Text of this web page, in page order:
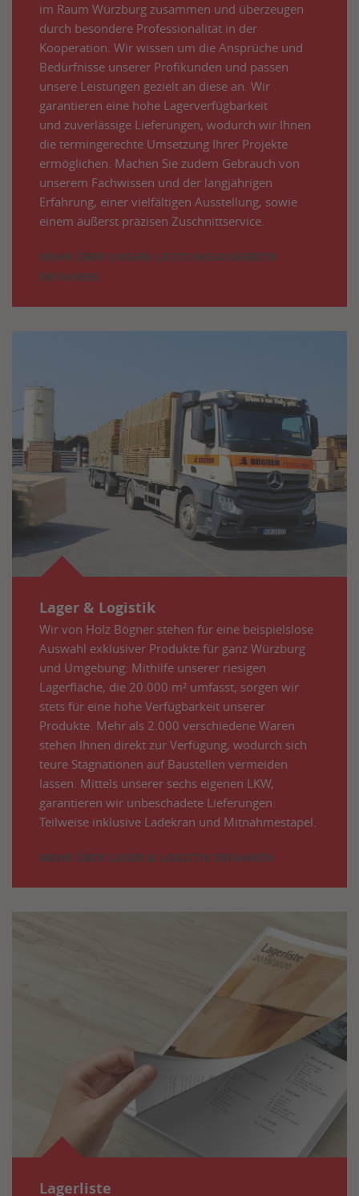
im Raum Würzburg zusammen und überzeugen
durch besondere Professionalität in der
Kooperation. Wir wissen um die Ansprüche und
Bedürfnisse unserer Profikunden und passen
unsere Leistungen gezielt an diese an. Wir
garantieren eine hohe Lagerverfügbarkeit
und zuverlässige Lieferungen, wodurch wir Ihnen
die termingerechte Umsetzung Ihrer Projekte
ermöglichen. Machen Sie zudem Gebrauch von
unserem Fachwissen und der langjährigen
Erfahrung, einer vielfältigen Ausstellung, sowie
einem äußerst präzisen Zuschnittservice.
MEHR ÜBER UNSERE LEISTUNGSANGEBOTE
ERFAHREN
Lager & Logistik
Wir von Holz Bögner stehen für eine beispielslose
Auswahl exklusiver Produkte für ganz Würzburg
und Umgebung: Mithilfe unserer riesigen
Lagerfläche, die 20.000 m² umfasst, sorgen wir
stets für eine hohe Verfügbarkeit unserer
Produkte. Mehr als 2.000 verschiedene Waren
stehen Ihnen direkt zur Verfügung, wodurch sich
teure Stagnationen auf Baustellen vermeiden
lassen. Mittels unserer sechs eigenen LKW,
garantieren wir unbeschadete Lieferungen.
Teilweise inklusive Ladekran und Mitnahmestapel.
MEHR ÜBER LAGER & LOGISTIK ERFAHREN
Lagerliste